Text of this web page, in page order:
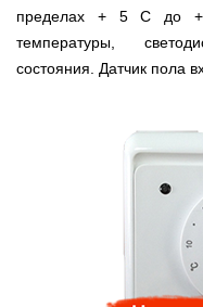
пределах + 5 С до +
температуры,
состояния. Датчик пола